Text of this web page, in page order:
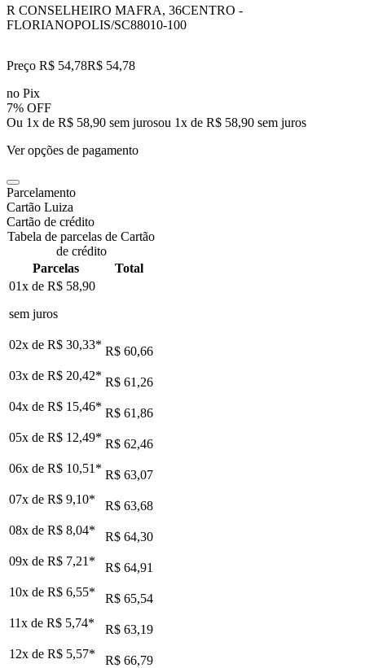
R CONSELHEIRO MAFRA, 36CENTRO -
FLORIANOPOLIS/SC88010-100
Preço R$ 54,78R$ 54,78
no Pix
7% OFF
Ou 1x de R$ 58,90 sem jurosou 1x de R$ 58,90 sem juros
Ver opções de pagamento
Parcelamento
Cartão Luiza
Cartão de crédito
Tabela de parcelas de Cartão
de crédito
Parcelas
Total
01x de R$ 58,90
sem juros
02x de R$ 30,33* R$ 60,66
03x de R$ 20,42* R$ 61,26
04x de R$ 15,46* R$ 61,86
05x de R$ 12,49* R$ 62,46
06x de R$ 10,51 * R$ 63,07
07x de R$ 9,10*
R$ 63,68
08x de R$ 8,04*
R$ 64,30
09x de R$ 7,21 *
R$ 64,91
10x de R$ 6,55*
R$ 65,54
11x de R$ 5,74*
R$ 63,19
12x de R$ 5,57* R$ 66,79